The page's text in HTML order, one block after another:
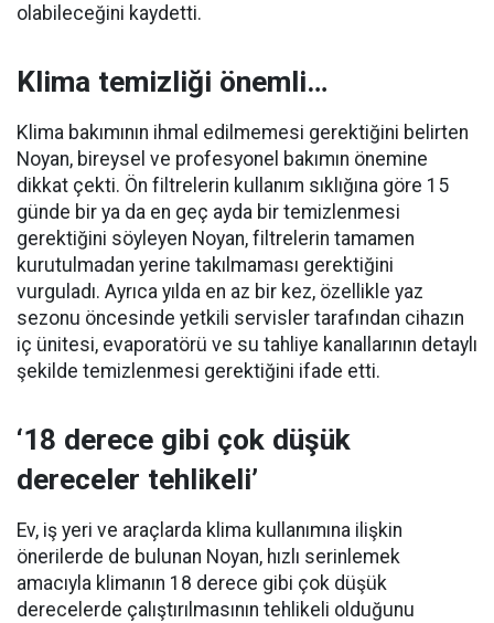
olabileceğini kaydetti.
Klima temizliği önemli…
Klima bakımının ihmal edilmemesi gerektiğini belirten
Noyan, bireysel ve profesyonel bakımın önemine
dikkat çekti. Ön filtrelerin kullanım sıklığına göre 15
günde bir ya da en geç ayda bir temizlenmesi
gerektiğini söyleyen Noyan, filtrelerin tamamen
kurutulmadan yerine takılmaması gerektiğini
vurguladı. Ayrıca yılda en az bir kez, özellikle yaz
sezonu öncesinde yetkili servisler tarafından cihazın
iç ünitesi, evaporatörü ve su tahliye kanallarının detaylı
şekilde temizlenmesi gerektiğini ifade etti.
‘18 derece gibi çok düşük
dereceler tehlikeli’
Ev, iş yeri ve araçlarda klima kullanımına ilişkin
önerilerde de bulunan Noyan, hızlı serinlemek
amacıyla klimanın 18 derece gibi çok düşük
derecelerde çalıştırılmasının tehlikeli olduğunu